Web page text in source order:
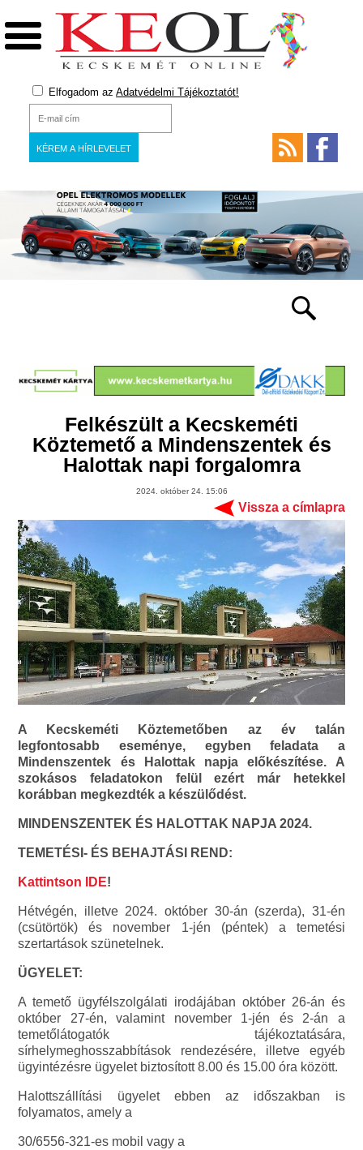
Elfogadom az Adatvédelmi Tájékoztatót!
Felkészült a Kecskeméti
Köztemető a Mindenszentek és
Halottak napi forgalomra
2024. október 24. 15:06
Vissza a címlapra
A Kecskeméti Köztemetőben az év talán
legfontosabb eseménye, egyben feladata a
Mindenszentek és Halottak napja előkészítése. A
szokásos feladatokon felül ezért már hetekkel
korábban megkezdték a készülődést.
MINDENSZENTEK ÉS HALOTTAK NAPJA 2024.
TEMETÉSI- ÉS BEHAJTÁSI REND:
Kattintson IDE!
Hétvégén, illetve 2024. október 30-án (szerda), 31-én
(csütörtök) és november 1-jén (péntek) a temetési
szertartások szünetelnek.
ÜGYELET:
A temető ügyfélszolgálati irodájában október 26-án és
október 27-én, valamint november 1-jén és 2-án a
temetőlátogatók tájékoztatására,
sírhelymeghosszabbítások rendezésére, illetve egyéb
ügyintézésre ügyelet biztosított 8.00 és 15.00 óra között.
Halottszállítási ügyelet ebben az időszakban is
folyamatos, amely a
30/6556-321-es mobil vagy a